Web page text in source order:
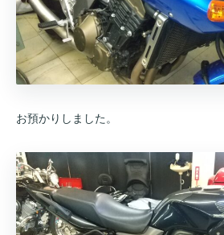
お預かりしました。